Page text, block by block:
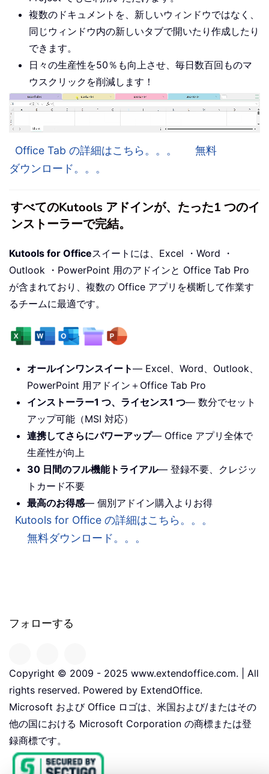
複数のドキュメントを、新しいウィンドウではなく、
同じウィンドウ内の新しいタブで開いたり作成したり
できます。
日々の生産性を50％も向上させ、毎日数百回ものマ
ウスクリックを削減します！
Office Tab の詳細はこちら。。。
無料
ダウンロード。。。
すべてのKutools アドインが、たった1 つのイ
ンストーラーで完結。
Kutools for Officeスイートには、Excel ・Word ・
Outlook ・PowerPoint 用のアドインと Office Tab Pro
が含まれており、複数の Office アプリを横断して作業す
るチームに最適です。
オールインワンスイート— Excel、Word、Outlook、
PowerPoint 用アドイン＋Office Tab Pro
インストーラー1 つ、ライセンス1 つ— 数分でセット
アップ可能（MSI 対応）
連携してさらにパワーアップ— Office アプリ全体で
生産性が向上
30 日間のフル機能トライアル— 登録不要、クレジッ
トカード不要
最高のお得感— 個別アドイン購入よりお得
Kutools for Office の詳細はこちら。。。
無料ダウンロード。。。
フォローする
Copyright © 2009 - 2025 www.extendoffice.com. | All
rights reserved. Powered by ExtendOffice.
Microsoft および Office ロゴは、米国および/またはその
他の国における Microsoft Corporation の商標または登
録商標です。